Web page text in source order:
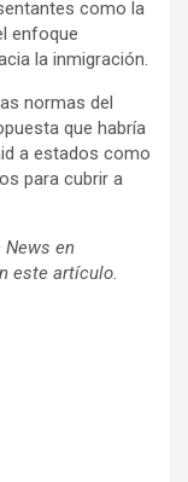
como la
enfoque
la inmigración.
normas del
que habría
a estados como
para cubrir a
News en
este artículo.